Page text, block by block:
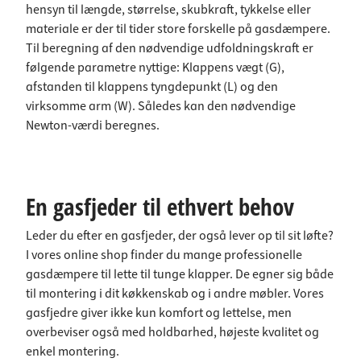
hensyn til længde, størrelse, skubkraft, tykkelse eller
materiale er der til tider store forskelle på gasdæmpere.
Til beregning af den nødvendige udfoldningskraft er
følgende parametre nyttige: Klappens vægt (G),
afstanden til klappens tyngdepunkt (L) og den
virksomme arm (W). Således kan den nødvendige
Newton-værdi beregnes.
En gasfjeder til ethvert behov
Leder du efter en gasfjeder, der også lever op til sit løfte?
I vores online shop finder du mange professionelle
gasdæmpere til lette til tunge klapper. De egner sig både
til montering i dit køkkenskab og i andre møbler. Vores
gasfjedre giver ikke kun komfort og lettelse, men
overbeviser også med holdbarhed, højeste kvalitet og
enkel montering.